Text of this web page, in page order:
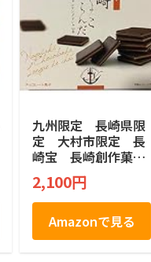
九州限定 長崎県限
定 大村市限定 長
崎宝 長崎創作菓
子 長崎しょこらん
だ チョコラングド
シャ Nagasaki Choc
olanda Langue de c
hat Nagasaki Swee
ts 10枚入り ラング
2,100円
Amazonで見る